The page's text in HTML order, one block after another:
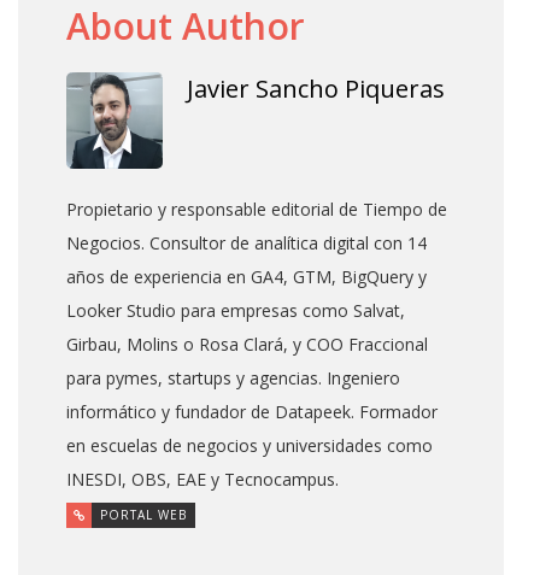
About Author
Javier Sancho Piqueras
Propietario y responsable editorial de Tiempo de
Negocios. Consultor de analítica digital con 14
años de experiencia en GA4, GTM, BigQuery y
Looker Studio para empresas como Salvat,
Girbau, Molins o Rosa Clará, y COO Fraccional
para pymes, startups y agencias. Ingeniero
informático y fundador de Datapeek. Formador
en escuelas de negocios y universidades como
INESDI, OBS, EAE y Tecnocampus.
PORTAL WEB